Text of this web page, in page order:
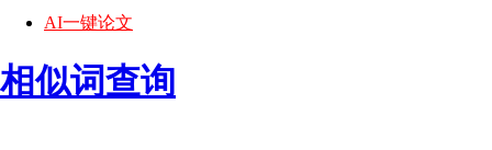
AI一键论文
相似词查询